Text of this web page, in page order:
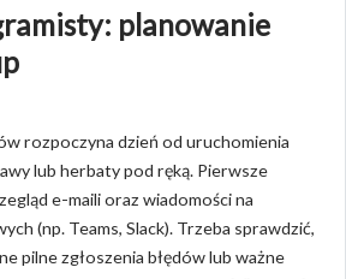
planowanie
rozpoczyna dzień od uruchomienia
lub herbaty pod ręką. Pierwsze
e-maili oraz wiadomości na
(np. Teams, Slack). Trzeba sprawdzić,
pilne zgłoszenia błędów lub ważne